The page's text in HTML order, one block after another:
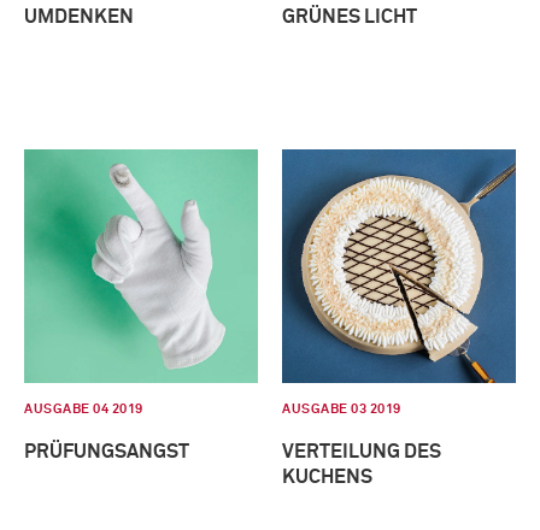
UMDENKEN GRÜNES LICHT
AUSGABE 04 2019
PRÜFUNGSANGST
AUSGABE 03 2019
VERTEILUNG DES
KUCHENS